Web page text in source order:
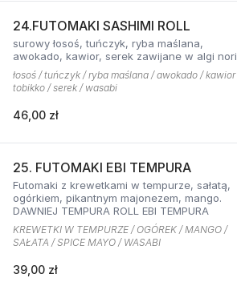
24.FUTOMAKI SASHIMI ROLL
surowy łosoś, tuńczyk, ryba maślana,
awokado, kawior, serek zawijane w algi nori
łosoś / tuńczyk / ryba maślana / awokado / kawior
tobikko / serek / wasabi
46,00 zł
25. FUTOMAKI EBI TEMPURA
Futomaki z krewetkami w tempurze, sałatą,
ogórkiem, pikantnym majonezem, mango.
DAWNIEJ TEMPURA ROLL EBI TEMPURA
KREWETKI W TEMPURZE / OGÓREK / MANGO /
SAŁATA / SPICE MAYO / WASABI
39,00 zł